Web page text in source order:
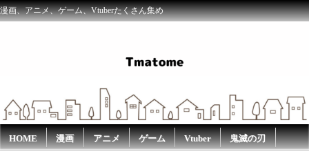
漫画、アニメ、ゲーム、Vtuberたくさん集め
HOME 漫画 アニメ ゲーム Vtuber 鬼滅の刃